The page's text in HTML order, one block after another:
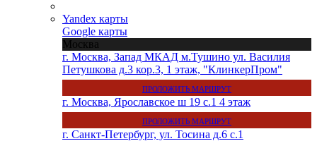
Yandex карты
Google карты
Москва
г. Москва, Запад МКАД м.Тушино ул. Василия
Петушкова д.3 кор.3, 1 этаж, "КлинкерПром"
ПРОЛОЖИТЬ МАРШРУТ
г. Москва, Ярославское ш 19 с.1 4 этаж
ПРОЛОЖИТЬ МАРШРУТ
г. Санкт-Петербург, ул. Тосина д.6 с.1